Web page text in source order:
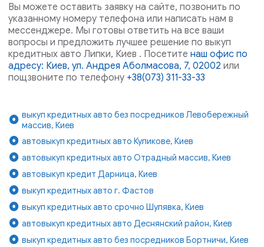
Вы можете оставить заявку на сайте, позвонить по
указанному номеру телефона или написать нам в
мессенджере. Мы готовы ответить на все ваши
вопросы и предложить лучшее решение по выкуп
кредитных авто Липки, Киев . Посетитенаш офис по
адресу: Киев, ул. Андрея Аболмасова, 7, 02002 или
пощзвоните по телефону +38(073) 311-33-33
выкуп кредитных авто без посредников Левобережный
массив, Киев
автовыкуп кредитных авто Куликове, Киев
автовыкуп кредитных авто Отрадный массив, Киев
автовыкуп кредит Дарница, Киев
выкуп кредитных авто г. Фастов
выкуп кредитных авто срочно Шулявка, Киев
автовыкуп кредитных авто Деснянский район, Киев
выкуп кредитных авто без посредников Бортничи, Киев